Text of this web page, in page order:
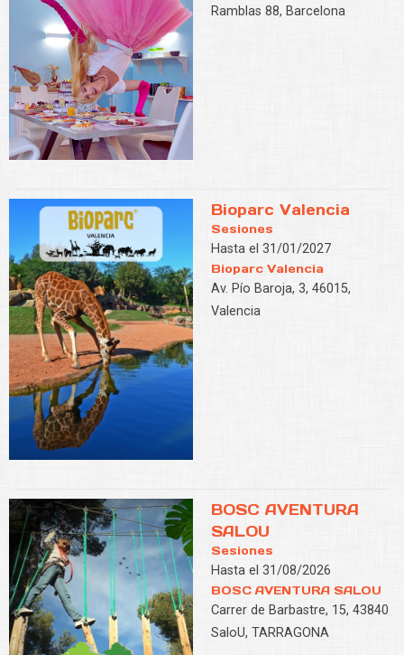
Ramblas 88, Barcelona
Bioparc Valencia
Sesiones
Hasta el 31/01/2027
Bioparc Valencia
Av. Pío Baroja, 3, 46015,
Valencia
BOSC AVENTURA
SALOU
Sesiones
Hasta el 31/08/2026
BOSC AVENTURA SALOU
Carrer de Barbastre, 15, 43840
SaloU, TARRAGONA